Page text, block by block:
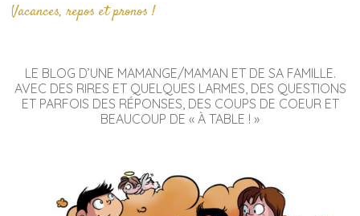
Vacances, repos et pronos !
LE BLOG D’UNE MAMANGE/MAMAN ET DE SA FAMILLE.
AVEC DES RIRES ET QUELQUES LARMES, DES QUESTIONS
ET PARFOIS DES RÉPONSES, DES COUPS DE COEUR ET
BEAUCOUP DE « À TABLE ! »